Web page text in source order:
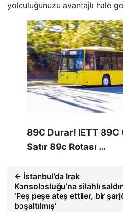
yolculuğunuzu avantajlı hale
89C Durar! IETT 89C
Satır 89c Rotası …
← İstanbul’da Irak
Konsolosluğu’na silahlı
‘Peş peşe ateş ettiler, bir
boşaltılmış’